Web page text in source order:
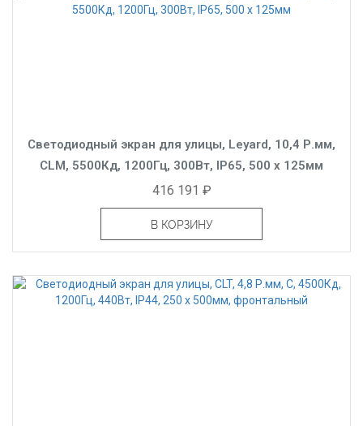
Светодиодный экран для улицы, Leyard, 10,4 Р.мм,
CLM, 5500Кд, 1200Гц, 300Вт, IP65, 500 x 125мм
416 191 ₽
В КОРЗИНУ